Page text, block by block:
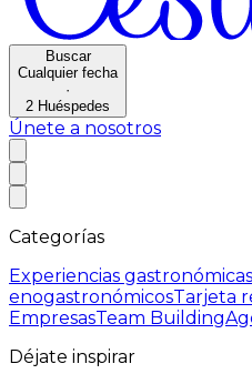
Buscar
Cualquier fecha
·
2 Huéspedes
Únete a nosotros
Categorías
Experiencias gastronómicas
enogastronómicosTarjeta
EmpresasTeam Building
Déjate inspirar